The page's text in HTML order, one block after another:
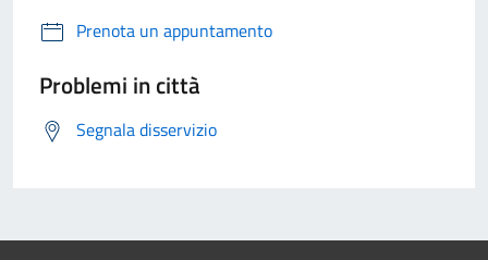
Prenota un appuntamento
Problemi in città
Segnala disservizio